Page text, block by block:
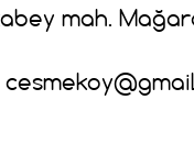
mah.